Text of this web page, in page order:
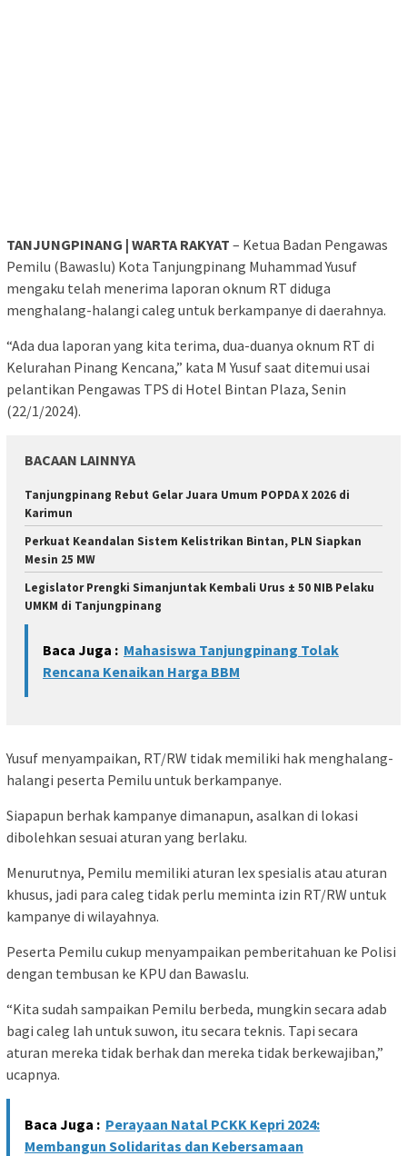
TANJUNGPINANG | WARTA RAKYAT – Ketua Badan Pengawas
Pemilu (Bawaslu) Kota Tanjungpinang Muhammad Yusuf
mengaku telah menerima laporan oknum RT diduga
menghalang-halangi caleg untuk berkampanye di daerahnya.
“Ada dua laporan yang kita terima, dua-duanya oknum RT di
Kelurahan Pinang Kencana,” kata M Yusuf saat ditemui usai
pelantikan Pengawas TPS di Hotel Bintan Plaza, Senin
(22/1/2024).
BACAAN LAINNYA
Tanjungpinang Rebut Gelar Juara Umum POPDA X 2026 di
Karimun
Perkuat Keandalan Sistem Kelistrikan Bintan, PLN Siapkan
Mesin 25 MW
Legislator Prengki Simanjuntak Kembali Urus ± 50 NIB Pelaku
UMKM di Tanjungpinang
Baca Juga : Mahasiswa Tanjungpinang Tolak
Rencana Kenaikan Harga BBM
Yusuf menyampaikan, RT/RW tidak memiliki hak menghalang-
halangi peserta Pemilu untuk berkampanye.
Siapapun berhak kampanye dimanapun, asalkan di lokasi
dibolehkan sesuai aturan yang berlaku.
Menurutnya, Pemilu memiliki aturan lex spesialis atau aturan
khusus, jadi para caleg tidak perlu meminta izin RT/RW untuk
kampanye di wilayahnya.
Peserta Pemilu cukup menyampaikan pemberitahuan ke Polisi
dengan tembusan ke KPU dan Bawaslu.
“Kita sudah sampaikan Pemilu berbeda, mungkin secara adab
bagi caleg lah untuk suwon, itu secara teknis. Tapi secara
aturan mereka tidak berhak dan mereka tidak berkewajiban,”
ucapnya.
Baca Juga : Perayaan Natal PCKK Kepri 2024:
Membangun Solidaritas dan Kebersamaan